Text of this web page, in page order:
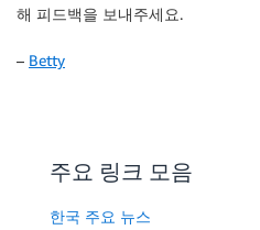
해 피드백을 보내주세요.
– Betty
주요 링크 모음
한국 주요 뉴스